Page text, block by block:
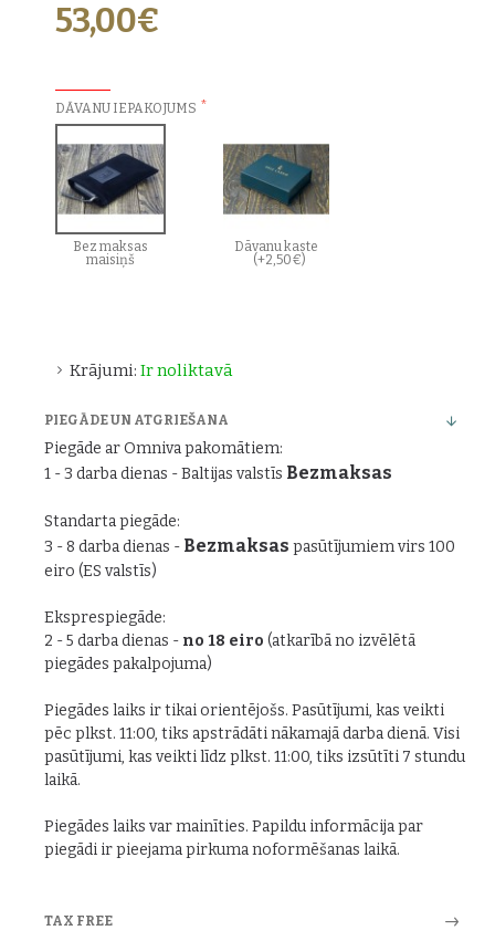
Krājumi: Ir noliktavā
53,00€
DĀVANU IEPAKOJUMS
Bez maksas
maisiņš
Dāvanu kaste
(+2,50€)
PIEGĀDE UN ATGRIEŠANA
Piegāde ar Omniva pakomātiem:
1 - 3 darba dienas - Baltijas valstīs Bezmaksas
Standarta piegāde:
3 - 8 darba dienas - Bezmaksas pasūtījumiem virs 100
eiro (ES valstīs)
Eksprespiegāde:
2 - 5 darba dienas - no 18 eiro (atkarībā no izvēlētā
piegādes pakalpojuma)
Piegādes laiks ir tikai orientējošs. Pasūtījumi, kas veikti
pēc plkst. 11:00, tiks apstrādāti nākamajā darba dienā. Visi
pasūtījumi, kas veikti līdz plkst. 11:00, tiks izsūtīti 7 stundu
laikā.
Piegādes laiks var mainīties. Papildu informācija par
piegādi ir pieejama pirkuma noformēšanas laikā.
TAX FREE